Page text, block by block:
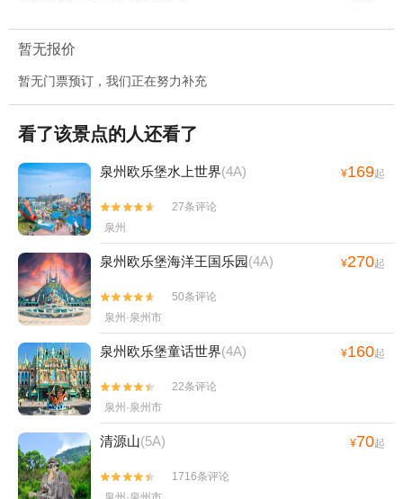
暂无报价
暂无门票预订，我们正在努力补充
看了该景点的人还看了
泉州欧乐堡水上世界(4A) ¥169起


27条评论
泉州
泉州欧乐堡海洋王国乐园(4A) ¥270起


50条评论
泉州·泉州市
泉州欧乐堡童话世界(4A) ¥160起


22条评论
泉州·泉州市
清源山(5A) ¥70起


1716条评论